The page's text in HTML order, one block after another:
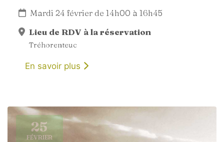
Mardi 24 février de 14h00 à 16h45
Lieu de RDV à la réservation
Tréhorenteuc
En savoir plus
25
FÉVRIER